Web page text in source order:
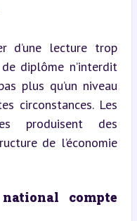
d’une lecture trop
diplôme n’interdit
plus qu’un niveau
circonstances. Les
produisent des
de l’économie
compte